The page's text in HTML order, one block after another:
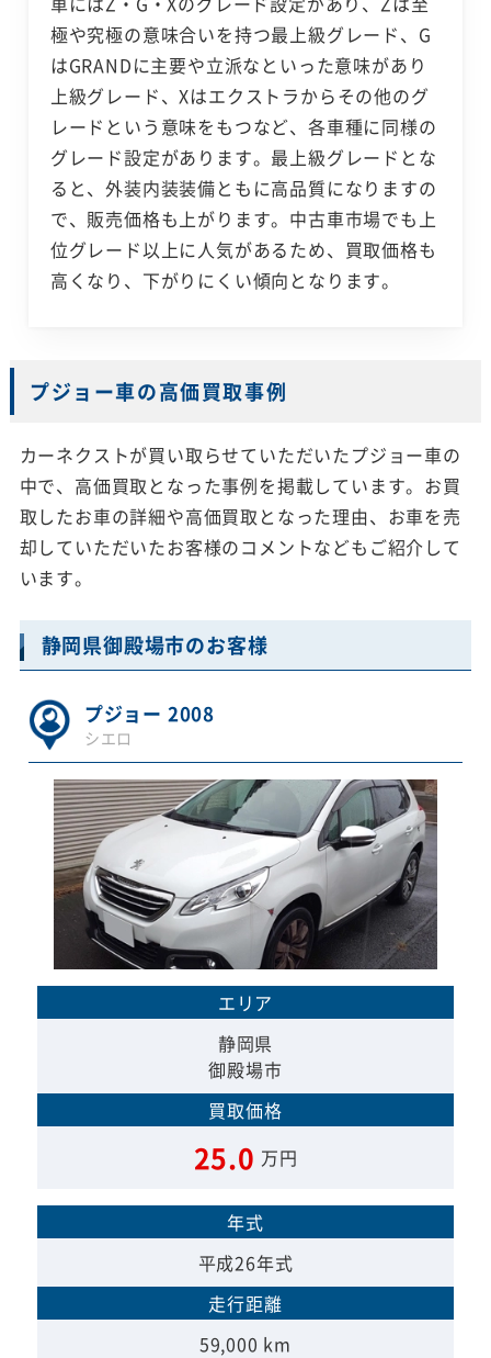
極や究極の意味合いを持つ最上級グレード、G
はGRANDに主要や立派なといった意味があり
上級グレード、Xはエクストラからその他のグ
レードという意味をもつなど、各車種に同様の
グレード設定があります。最上級グレードとな
ると、外装内装装備ともに高品質になりますの
で、販売価格も上がります。中古車市場でも上
位グレード以上に人気があるため、買取価格も
高くなり、下がりにくい傾向となります。
プジョー車の高価買取事例
カーネクストが買い取らせていただいたプジョー車の
中で、高価買取となった事例を掲載しています。お買
取したお車の詳細や高価買取となった理由、お車を売
却していただいたお客様のコメントなどもご紹介して
います。
静岡県御殿場市のお客様
プジョー 2008
シエロ
エリア
静岡県
御殿場市
買取価格
25.0 万円
年式
平成26年式
走行距離
59,000 km